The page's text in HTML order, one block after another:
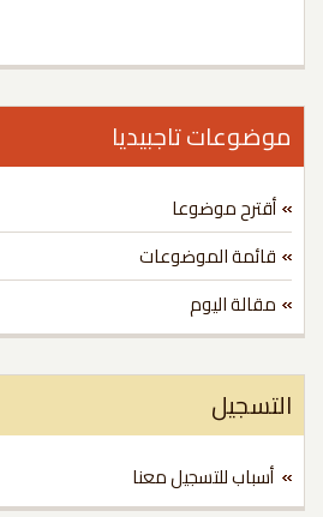
تاجبيديا
أقترح موضوعا
قائمة الموضوعات
مقالة اليوم
أسباب للتسجيل معنا